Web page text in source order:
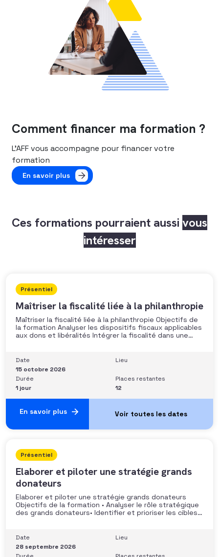
Comment financer ma formation ?
L’AFF vous accompagne pour financer votre
formation
En savoir plus
Ces formations pourraient aussi vous
intéresser
Présentiel
Maîtriser la fiscalité liée à la philanthropie
Maîtriser la fiscalité liée à la philanthropie Objectifs de
la formation Analyser les dispositifs fiscaux applicables
aux dons et libéralités Intégrer la fiscalité dans une
situations nécessitant un arbitrage juridique
Compétences et aptitudes Comprendre les régimes
Date
15 octobre 2026
Lieu
Durée
1 jour
Places restantes
12
En savoir plus
Présentiel
Elaborer et piloter une stratégie grands
donateurs
Elaborer et piloter une stratégie grands donateurs
Objectifs de la formation • Analyser le rôle stratégique
des grands donateurs• Identifier et prioriser les cibles à
parties prenantes• Construire un argumentaire
personnalisé et piloter le parcours
Date
28 septembre 2026
Lieu